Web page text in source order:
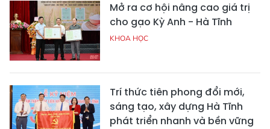
Mở ra cơ hội nâng cao giá trị
cho gạo Kỳ Anh - Hà Tĩnh
KHOA HỌC
Trí thức tiên phong đổi mới,
sáng tạo, xây dựng Hà Tĩnh
phát triển nhanh và bền vững